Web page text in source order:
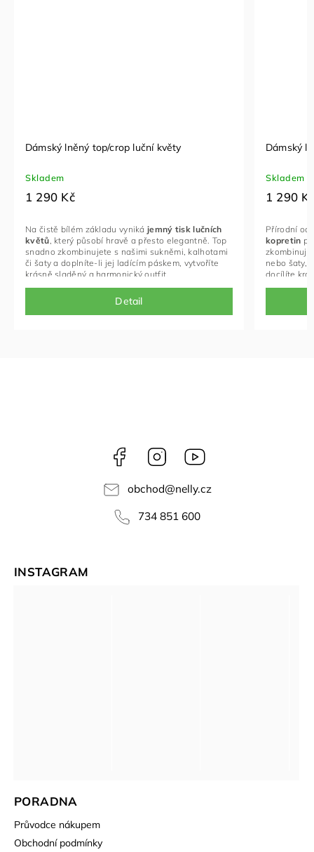
Dámský lněný top/crop luční květy
Skladem
1 290 Kč
Detail
Na čistě bílém základu vyniká jemný tisk lučních
květů , který působí hravě a přesto elegantně. Top
snadno zkombinujete s našimi sukněmi, kalhotami
či šaty a doplníte-li jej ladícím páskem, vytvoříte
krásně sladěný a harmonický outfit.
Dámský
Skladem
1 290
Přírodní
kopretin
nebo šaty,
docílíte
Facebook Instagram
obchod@nelly.cz
734 851 600
PORADNA
Průvodce nákupem
Obchodní podmínky
INSTAGRAM